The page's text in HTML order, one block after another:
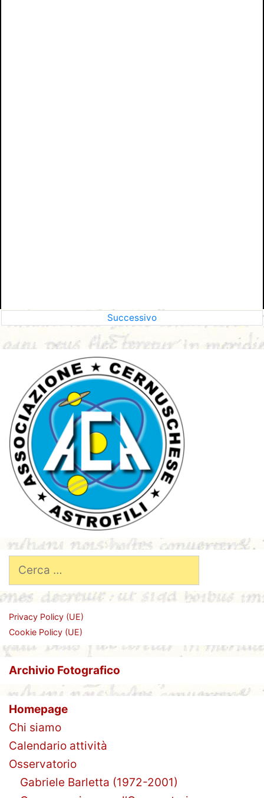
Successivo
Ricerca
per:
Privacy Policy (UE)
Cookie Policy (UE)
Archivio Fotografico
Homepage
Chi siamo
Calendario attività
Osservatorio
Gabriele Barletta (1972-2001)